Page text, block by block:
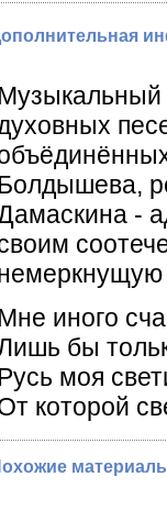
-
иного
бы
моя
которой